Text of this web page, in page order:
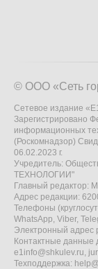
© ООО «Сеть
Сетевое издание
Зарегистрировано
информационных
(Роскомнадзор)
06.02.2023 г.
Учредитель:
ТЕХНОЛОГИИ"
Главный редактор:
Адрес редакции:
Телефоны
WhatsApp, Viber,
Электронный адрес
Контактные данные
e1info@shkulev.ru,
Техподдержка: